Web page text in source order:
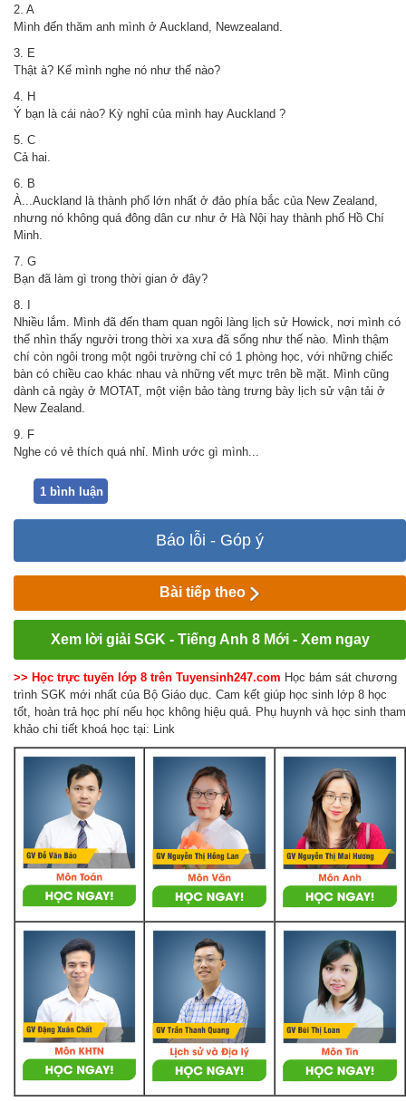
2. A
Mình đến thăm anh mình ở Auckland, Newzealand.
3. E
Thật à? Kể mình nghe nó như thế nào?
4. H
Ý bạn là cái nào? Kỳ nghỉ của mình hay Auckland ?
5. C
Cả hai.
6. B
À...Auckland là thành phố lớn nhất ở đảo phía bắc của New Zealand,
nhưng nó không quá đông dân cư như ở Hà Nội hay thành phố Hồ Chí
Minh.
7. G
Bạn đã làm gì trong thời gian ở đây?
8. I
Nhiều lắm. Mình đã đến tham quan ngôi làng lịch sử Howick, nơi mình có
thể nhìn thấy người trong thời xa xưa đã sống như thế nào. Mình thậm
chí còn ngôi trong một ngôi trường chỉ có 1 phòng học, với những chiếc
bàn có chiều cao khác nhau và những vết mực trên bề mặt. Mình cũng
dành cả ngày ở MOTAT, một viện bảo tàng trưng bày lịch sử vận tải ở
New Zealand.
9. F
Nghe có vẻ thích quá nhỉ. Mình ước gì mình...
1 bình luận
Báo lỗi - Góp ý
Bài tiếp theo
Xem lời giải SGK - Tiếng Anh 8 Mới - Xem ngay
>> Học trực tuyến lớp 8 trên Tuyensinh247.com Học bám sát chương
trình SGK mới nhất của Bộ Giáo dục. Cam kết giúp học sinh lớp 8 học
tốt, hoàn trả học phí nếu học không hiệu quả. Phụ huynh và học sinh tham
khảo chi tiết khoá học tại: Link